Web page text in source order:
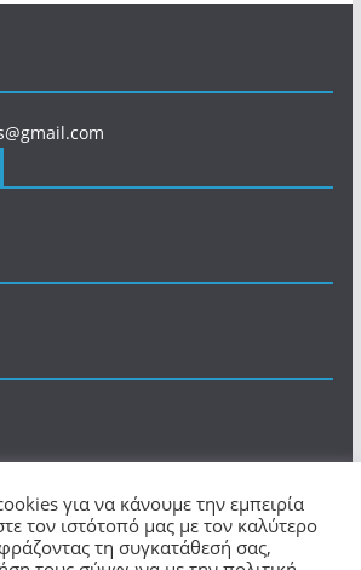
© 2026romios.online. Τα
για να κάνουμε την εμπειρία
τον ιστότοπό μας με τον καλύτερο
τη συγκατάθεσή σας,